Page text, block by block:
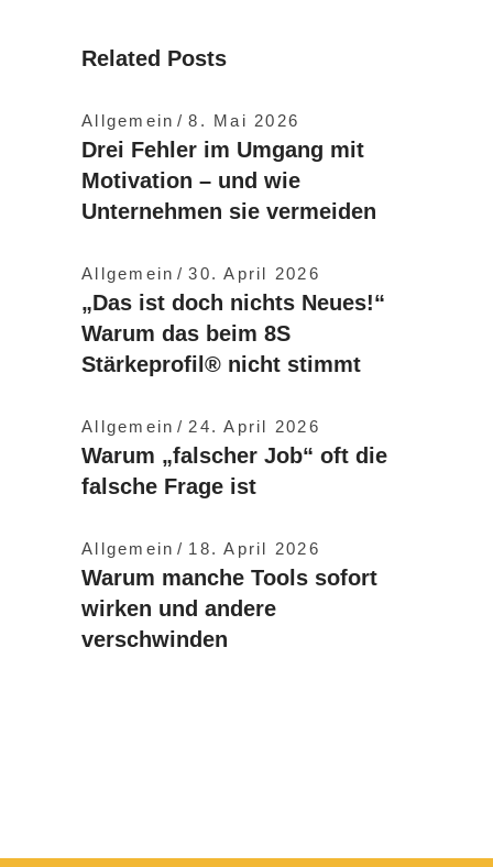
Related Posts
Allgemein 8. Mai 2026
Drei Fehler im Umgang mit
Motivation – und wie
Unternehmen sie vermeiden
Allgemein 30. April 2026
„Das ist doch nichts Neues!“
Warum das beim 8S
Stärkeprofil® nicht stimmt
Allgemein 24. April 2026
Warum „falscher Job“ oft die
falsche Frage ist
Allgemein 18. April 2026
Warum manche Tools sofort
wirken und andere
verschwinden